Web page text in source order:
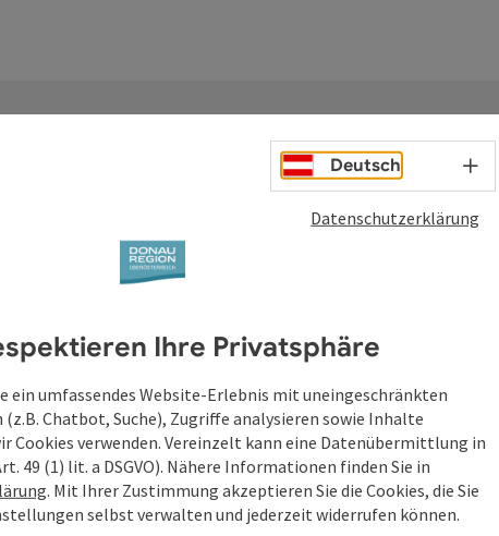
Deine Anfrage an die
Oberösterreich
Vorname Nachname
Unverbindliche Anfrage*
Deutsch
Datenschutzerklärung
Ihre Privatsphäre
ein umfassendes Website-Erlebnis mit uneingeschränkten
Chatbot, Suche), Zugriffe analysieren sowie Inhalte
Cookies verwenden. Vereinzelt kann eine Datenübermittlung in
49 (1) lit. a DSGVO). Nähere Informationen finden Sie in
. Mit Ihrer Zustimmung akzeptieren Sie die Cookies, die Sie
selbst verwalten und jederzeit widerrufen können.